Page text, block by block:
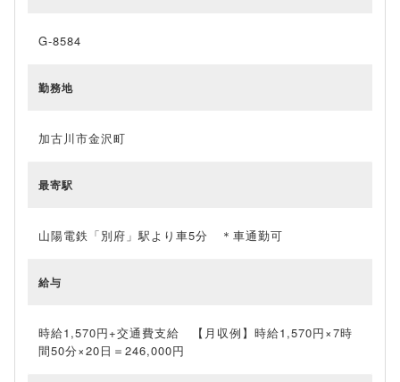
G-8584
勤務地
加古川市金沢町
最寄駅
山陽電鉄「別府」駅より車5分 ＊車通勤可
給与
時給1,570円+交通費支給 【月収例】時給1,570円×7時
間50分×20日＝246,000円